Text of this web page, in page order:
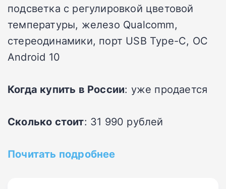
подсветка с регулировкой цветовой
температуры, железо Qualcomm,
стереодинамики, порт USB Type-C, ОС
Android 10
Когда купить в России: уже продается
Сколько стоит: 31 990 рублей
Почитать подробнее